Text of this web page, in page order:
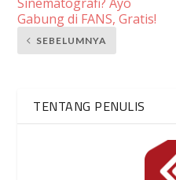
Gabung di FANS, Gratis!
SEBELUMNYA
TENTANG PENULIS